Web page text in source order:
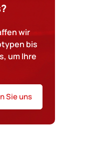
wir
bis
um Ihre
Sie uns